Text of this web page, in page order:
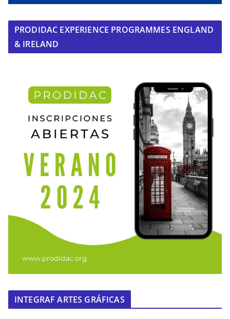
PRODIDAC EXPERIENCE PROGRAMMES ENGLAND
& IRELAND
INTEGRAF ARTES GRÁFICAS